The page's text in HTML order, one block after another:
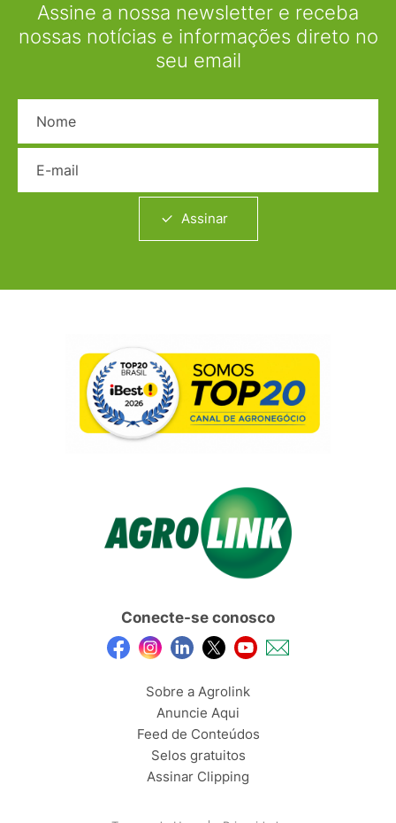
Assine a nossa newsletter e receba
nossas notícias e informações direto no
seu email
Assinar
Conecte-se conosco
Sobre a Agrolink
Anuncie Aqui
Feed de Conteúdos
Selos gratuitos
Assinar Clipping